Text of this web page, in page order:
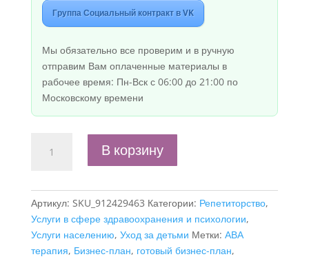
Группа Социальный контракт в VK
Мы обязательно все проверим и в ручную
отправим Вам оплаченные материалы в
рабочее время: Пн-Вск с 06:00 до 21:00 по
Московскому времени
товара
план
"Специалист
по
АВА
терапии",
В корзину
Артикул: SKU_912429463 Категории: Репетиторство,
Услуги в сфере здравоохранения и психологии,
Услуги населению, Уход за детьми Метки: АВА
терапия, Бизнес-план, готовый бизнес-план,